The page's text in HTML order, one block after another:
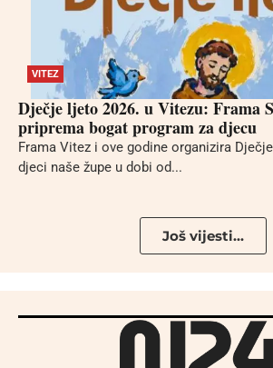
VITEZ
Dječje ljeto 2026. u Vitezu: Frama
priprema bogat program za djecu
Frama Vitez i ove godine organizira
djeci naše župe u dobi od...
Još vijesti...